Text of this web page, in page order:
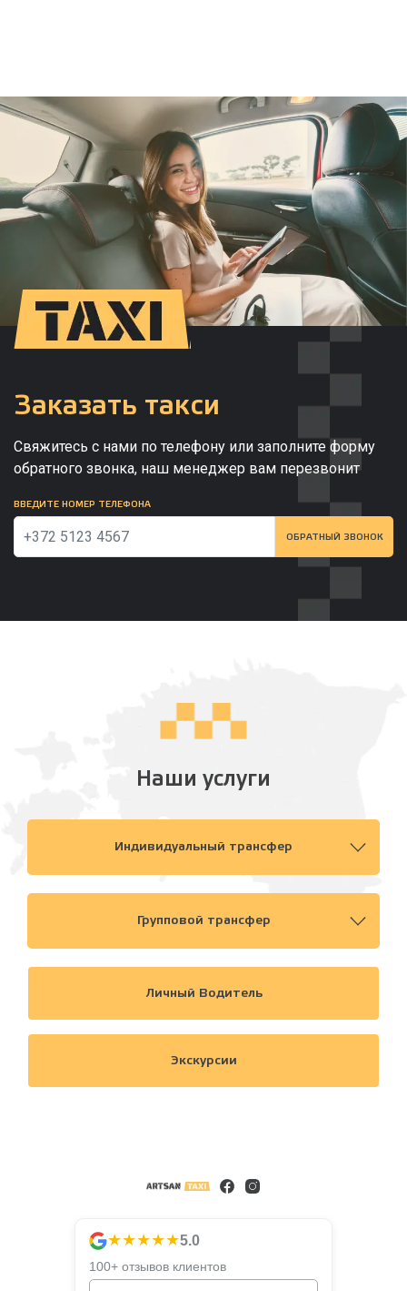
Заказать такси
Свяжитесь с нами по телефону или заполните форму
обратного звонка, наш менеджер вам перезвонит
ВВЕДИТЕ НОМЕР ТЕЛЕФОНА
ОБРАТНЫЙ ЗВОНОК
Наши услуги
Индивидуальный трансфер
Групповой трансфер
Личный Водитель
Экскурсии
★★★★★5.0
100+ отзывов клиентов